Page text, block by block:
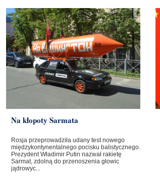
Na kłopoty Sarmata
Rosja przeprowadziła udany test nowego
międzykontynentalnego pocisku balistycznego.
Prezydent Władimir Putin nazwał rakietę
Sarmat, zdolną do przenoszenia głowic
jądrowyc...